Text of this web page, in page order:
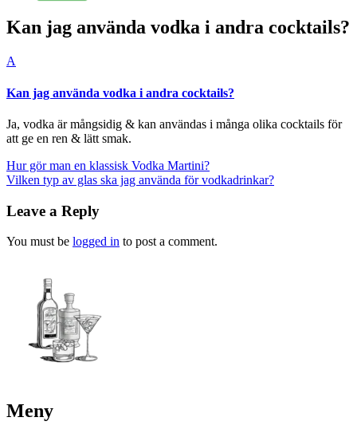
Kan jag använda vodka i andra cocktails?
A
Kan jag använda vodka i andra cocktails?
Ja, vodka är mångsidig & kan användas i många olika cocktails för
att ge en ren & lätt smak.
Post
navigation
Hur gör man en klassisk Vodka Martini?
Vilken typ av glas ska jag använda för vodkadrinkar?
Leave a Reply
You must be logged in to post a comment.
Meny